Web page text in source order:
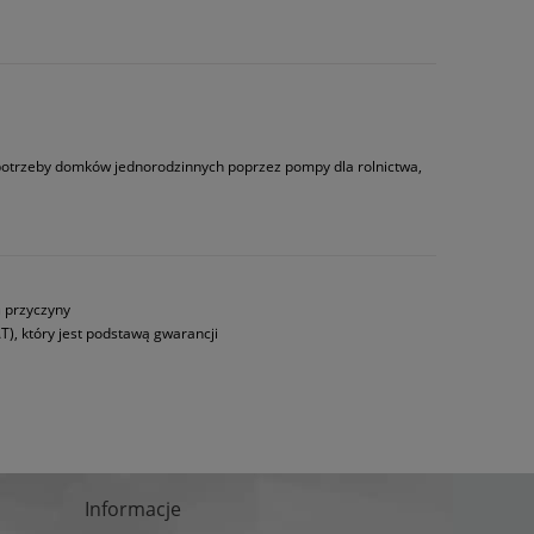
domków jednorodzinnych poprzez pompy dla rolnictwa,
przyczyny
który jest podstawą gwarancji
Informacje